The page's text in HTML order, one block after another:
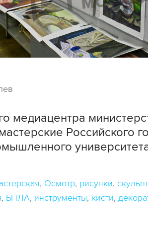
медиацентра
Российского
Осмотр рисунки
БПЛА инструменты кисти